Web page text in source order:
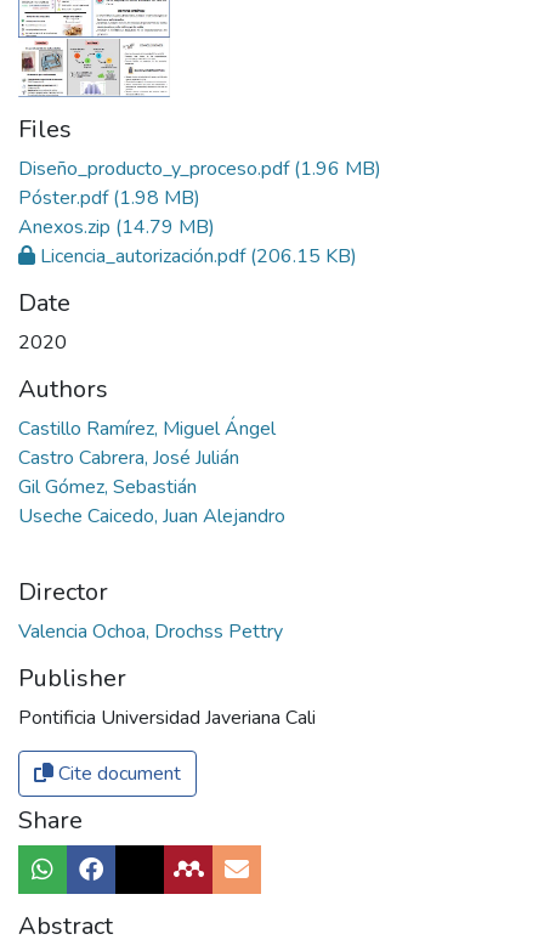
Files
Diseño_producto_y_proceso.pdf(1.96 MB)
Póster.pdf(1.98 MB)
Anexos.zip (14.79 MB)
Licencia_autorización.pdf(206.15 KB)
Date
2020
Authors
Castillo Ramírez, Miguel Ángel
Castro Cabrera, José Julián
Gil Gómez, Sebastián
Useche Caicedo, Juan Alejandro
Director
Valencia Ochoa, Drochss Pettry
Publisher
Pontificia Universidad Javeriana Cali
Cite document
Share
Abstract